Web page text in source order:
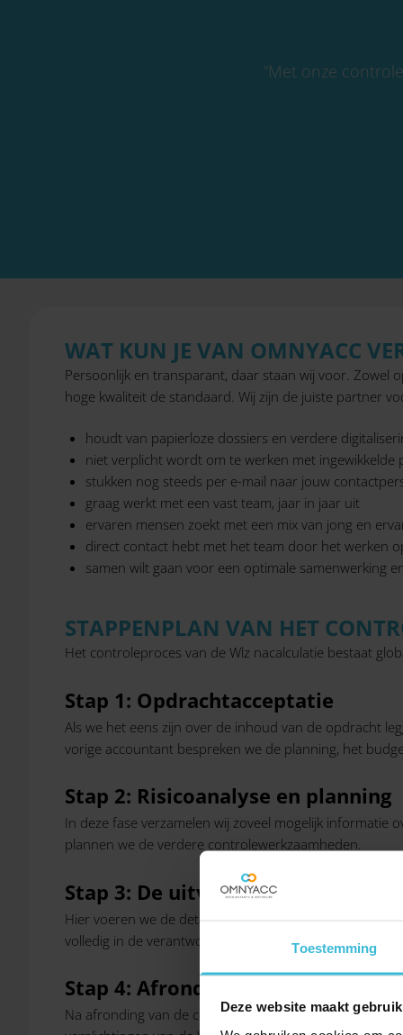
Toestemming
Deze website maakt
“Met onze
WAT KUN JE VAN OMNYACC
Persoonlijk en transparant, daar staan wij voor. Zowel
hoge kwaliteit de standaard. Wij zijn de juiste partner
houdt van papierloze dossiers en verdere
niet verplicht wordt om te werken met ingewikkelde
stukken nog steeds per e-mail naar jouw
graag werkt met een vast team, jaar in jaar uit
ervaren mensen zoekt met een mix van jong en
direct contact hebt met het team door het werken
samen wilt gaan voor een optimale samenwerking
STAPPENPLAN VAN HET
Het controleproces van de Wlz nacalculatie bestaat
Stap 1: Opdrachtacceptatie
Als we het eens zijn over de inhoud van de opdracht
vorige accountant bespreken we de planning, het
Stap 2: Risicoanalyse en planning
In deze fase verzamelen wij zoveel mogelijk informatie
plannen we de verdere controlewerkzaamheden.
Stap 3: De uitvoering van de
Hier voeren we de detailwerkzaamheden uit ten
volledig in de verantwoording zijn opgenomen.
Stap 4: Afronding en
Na afronding van de controlewerkzaamheden geven